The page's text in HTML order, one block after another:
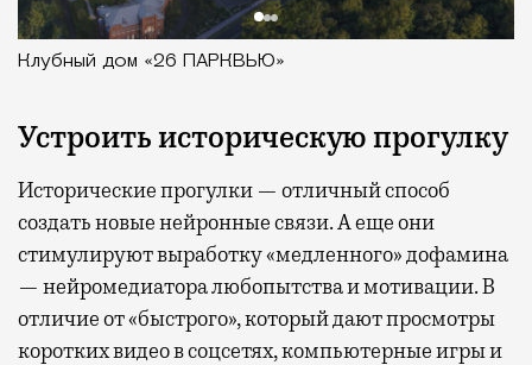
Клубный дом «26 ПАРКВЬЮ»
Устроить историческую прогулку
Исторические прогулки — отличный способ
создать новые нейронные связи. А еще они
стимулируют выработку «медленного» дофамина
— нейромедиатора любопытства и мотивации. В
отличие от «быстрого», который дают просмотры
коротких видео в соцсетях, компьютерные игры и